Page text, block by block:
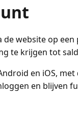
de website op
te krijgen tot
en iOS,
en blijven